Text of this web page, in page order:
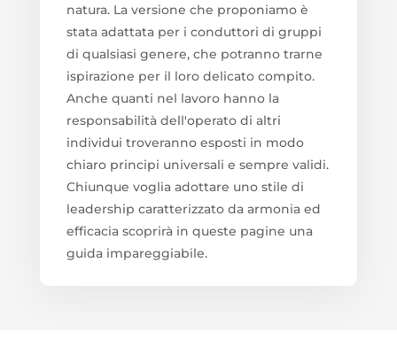
natura. La versione che proponiamo è
stata adattata per i conduttori di gruppi
di qualsiasi genere, che potranno trarne
ispirazione per il loro delicato compito.
Anche quanti nel lavoro hanno la
responsabilità dell'operato di altri
individui troveranno esposti in modo
chiaro principi universali e sempre validi.
Chiunque voglia adottare uno stile di
leadership caratterizzato da armonia ed
efficacia scoprirà in queste pagine una
guida impareggiabile.